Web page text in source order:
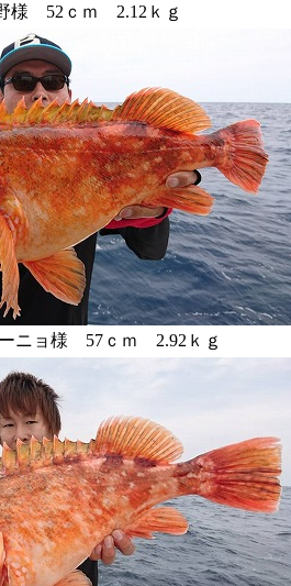
様 52ｃｍ 2.12ｋｇ
ニョ様 57ｃｍ 2.92ｋｇ